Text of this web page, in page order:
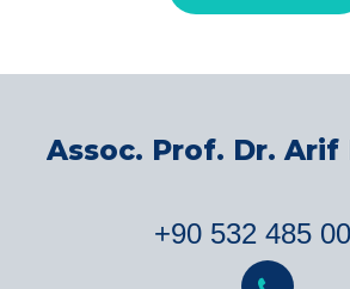
Assoc. Prof. Dr. Arif
+90 532 485